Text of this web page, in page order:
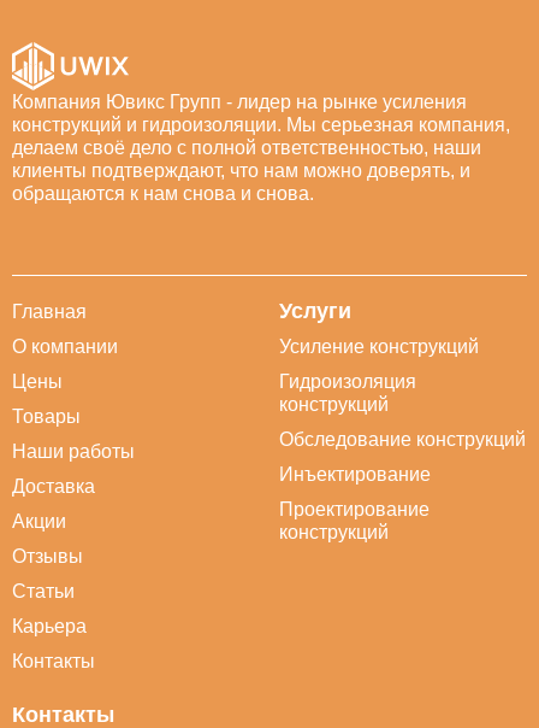
Компания Ювикс Групп - лидер на рынке усиления
конструкций и гидроизоляции. Мы серьезная компания,
делаем своё дело с полной ответственностью, наши
клиенты подтверждают, что нам можно доверять, и
обращаются к нам снова и снова.
Главная
О компании
Цены
Товары
Наши работы
Доставка
Акции
Отзывы
Статьи
Карьера
Контакты
Услуги
Усиление конструкций
Гидроизоляция
конструкций
Обследование конструкций
Инъектирование
Проектирование
конструкций
Контакты